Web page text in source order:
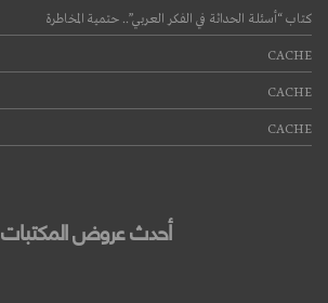
كتاب “أسئلة الحداثة في الفكر العربي”.. حتمية المخاطرة
CACHE
CACHE
CACHE
أحدث عروض المكتبات